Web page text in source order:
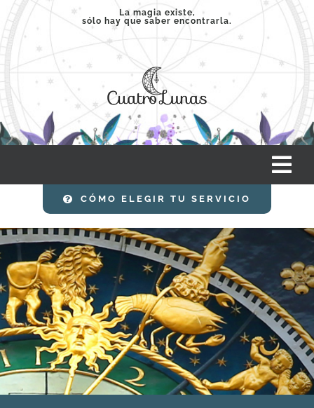
Saltar
contenido
La magia existe,
sólo hay que saber encontrarla.
INICIO
SERVICIOS
CLASES
DESCARGAS
PRODUCTOS
CÓMO ELEGIR TU SERVICIO